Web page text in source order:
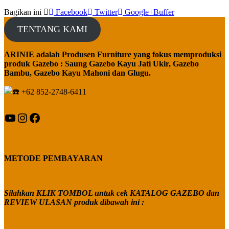
Bagikan ini
Facebook Twitter Google+Buffer
TENTANG KAMI
ARINIE adalah Produsen Furniture yang fokus memproduksi
produk Gazebo : Saung Gazebo Kayu Jati Ukir, Gazebo
Bambu, Gazebo Kayu Mahoni dan Glugu.
+62 852-2748-6411
YouTube
Instagram
Facebook
METODE PEMBAYARAN
Silahkan KLIK TOMBOL untuk cek KATALOG GAZEBO dan
REVIEW ULASAN produk dibawah ini :